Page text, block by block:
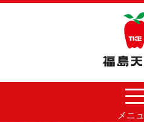
メニ